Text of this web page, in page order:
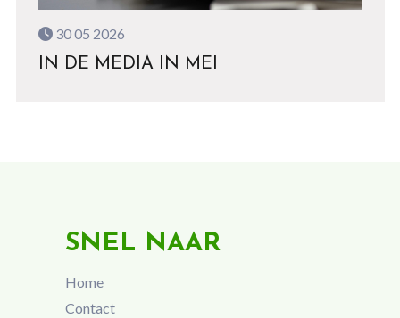
30 05 2026
IN DE MEDIA IN MEI
SNEL NAAR
Home
Contact